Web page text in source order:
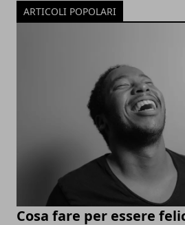
ARTICOLI POPOLARI
Cosa fare per essere